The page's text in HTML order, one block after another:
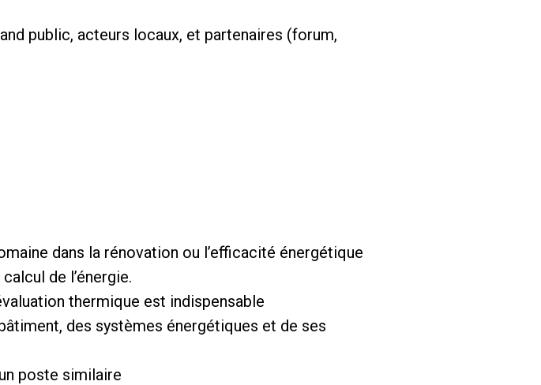
public, acteurs locaux, et partenaires (forum,
dans la rénovation ou l’efficacité énergétique
de l’énergie.
thermique est indispensable
des systèmes énergétiques et de ses
poste similaire